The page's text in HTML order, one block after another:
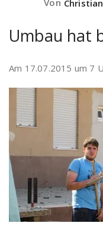
Von
Umbau hat
Am 17.07.2015 um 7